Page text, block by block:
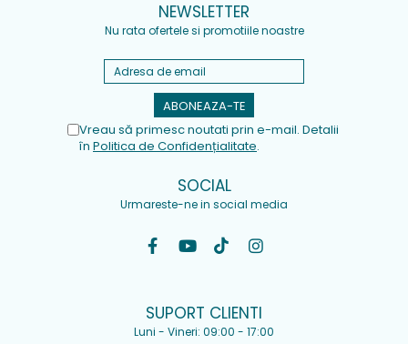
NEWSLETTER
Nu rata ofertele si promotiile noastre
Vreau să primesc noutati prin e-mail. Detalii
în Politica de Confidențialitate.
SOCIAL
Urmareste-ne in social media
SUPORT CLIENTI
Luni - Vineri: 09:00 - 17:00